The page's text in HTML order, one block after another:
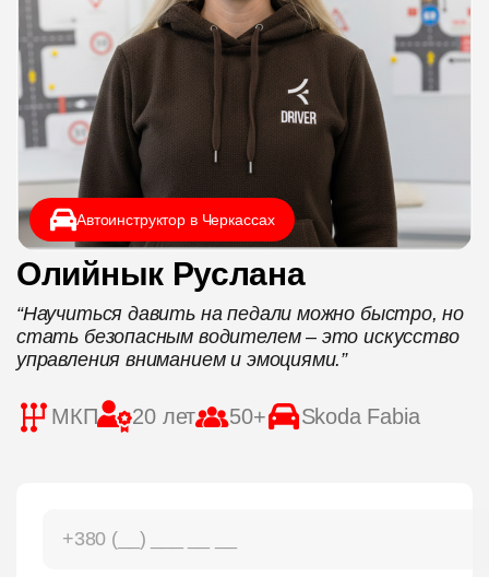
ОТЗЫВЫ
ЦЕНЫ
ГРАФИК
ИНСТРУКТОРЫ
ОНЛАЙН ОБУЧЕНИЕ
Автоинструктор в Черкассах
Олийнык Руслана
“Научиться давить на педали можно быстро, но
стать безопасным водителем – это искусство
управления вниманием и эмоциями.”
МКП 20 лет 50+ Skoda Fabia